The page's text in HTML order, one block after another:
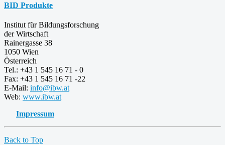
BID Produkte
Institut für Bildungsforschung
der Wirtschaft
Rainergasse 38
1050 Wien
Österreich
Tel.: +43 1 545 16 71 - 0
Fax: +43 1 545 16 71 -22
E-Mail: info@ibw.at
Web: www.ibw.at
Impressum
Back to Top